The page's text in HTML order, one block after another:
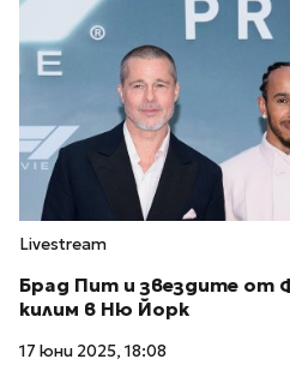
Livestream
Брад Пит и звездите от
килим в Ню Йорк
17 юни 2025, 18:08